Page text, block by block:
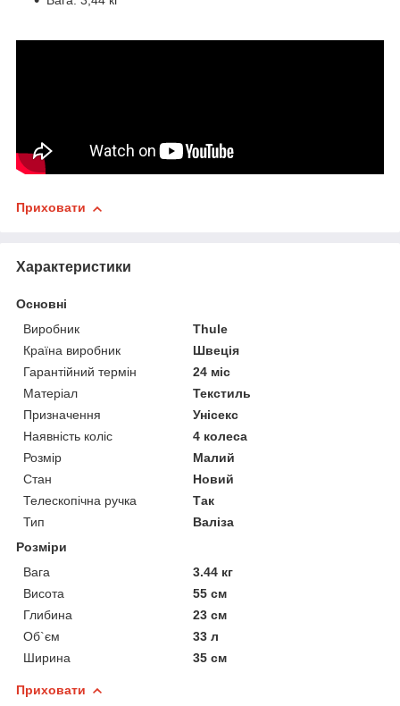
Приховати
Характеристики
Основні
Виробник
Thule
Країна виробник
Швеція
Гарантійний термін
24 міс
Матеріал
Текстиль
Призначення
Унісекс
Наявність коліс
4 колеса
Розмір
Малий
Стан
Новий
Телескопічна ручка
Так
Тип
Валіза
Розміри
Вага
3.44 кг
Висота
55 см
Глибина
23 см
Об`єм
33 л
Ширина
35 см
Приховати